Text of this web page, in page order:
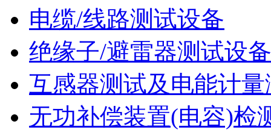
电缆/线路测试设备
绝缘子/避雷器测试设备
互感器测试及电能计
无功补偿装置(电容)检